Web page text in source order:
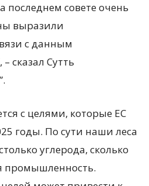
последнем совете очень
выразили
с данным
сказал Сутть
с целями, которые ЕС
годы. По сути наши леса
углерода, сколько
промышленность.